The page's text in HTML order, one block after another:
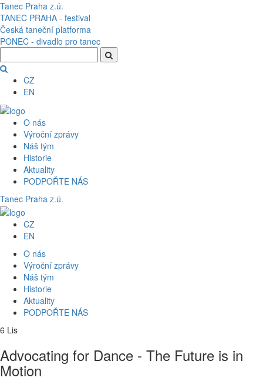
Přejít k hlavnímu obsahu
Tanec Praha z.ú.
TANEC PRAHA - festival
Česká taneční platforma
PONEC - divadlo pro tanec
CZ
EN
O nás
Výroční zprávy
Náš tým
Historie
Aktuality
PODPOŘTE NÁS
Tanec Praha z.ú.
CZ
EN
O nás
Výroční zprávy
Náš tým
Historie
Aktuality
PODPOŘTE NÁS
6 Lis
​Advocating for Dance - The Future is in
Motion